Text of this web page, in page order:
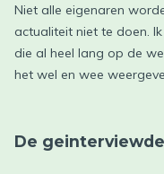
Niet alle eigenaren
actualiteit niet te doen.
die al heel lang op de
het wel en wee
De